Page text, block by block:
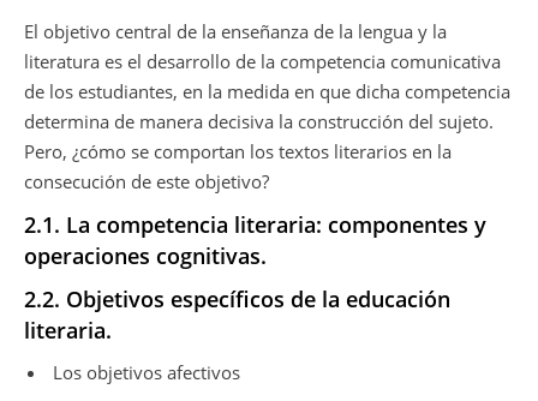
El objetivo central de la enseñanza de la lengua y la
literatura es el desarrollo de la competencia comunicativa
de los estudiantes, en la medida en que dicha competencia
determina de manera decisiva la construcción del sujeto.
Pero, ¿cómo se comportan los textos literarios en la
consecución de este objetivo?
2.1. La competencia literaria: componentes y
operaciones cognitivas.
2.2. Objetivos específicos de la educación
literaria.
Los objetivos afectivos